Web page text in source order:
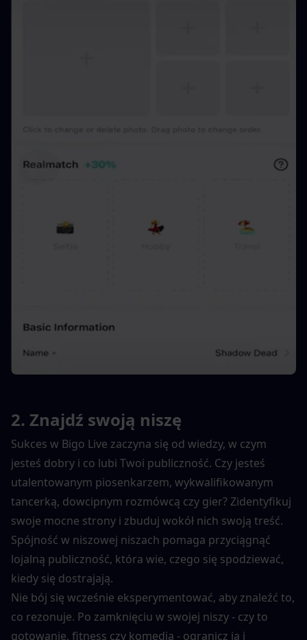
2. Znajdź swoją niszę
Sukces w Bigo Live zaczyna się od wiedzy, w czym
jesteś dobry i co lubi Twoi publiczność. Czy jesteś
utalentowanym piosenkarzem, wykwalifikowanym
tancerką, dowcipnym rozmówcą czy gier? Zidentyfikuj
swoje mocne strony i zbuduj wokół nich swoją treść.
Spójność w niszowej niszach pomaga przyciągnąć
lojalną publiczność, która wie, czego się spodziewać,
kiedy się dostrajają.
Nie bój się wcześnie eksperymentować, aby znaleźć to,
co rezonuje. Po zamknięciu w swojej niszy - czy to
gotowanie, fitness czy komedia - ogranicz ją i